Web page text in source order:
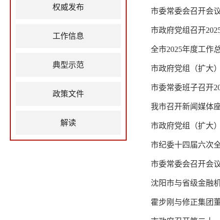
权威发布
工作信息
典型示范
政策文件
解读
市政府党组召开
市政府党组（扩大
市委常委班子召开
市政府党组（扩大
沈阳市与省级金融
霍步刚与修正集团